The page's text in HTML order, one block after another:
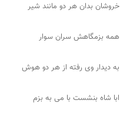
خروشان بدان هر دو مانند شیر
همه بزمگاهش سران سوار
به دیدار وی رفته از هر دو هوش
ابا شاه بنشست با می به بزم